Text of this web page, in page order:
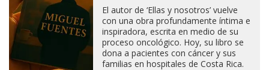
El autor de ‘Ellas y nosotros’ vuelve
con una obra profundamente íntima e
inspiradora, escrita en medio de su
proceso oncológico. Hoy, su libro se
dona a pacientes con cáncer y sus
familias en hospitales de Costa Rica.